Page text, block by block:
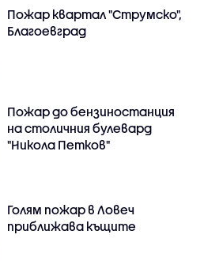
Пожар квартал "Струмско",
Благоевград
Пожар до бензиностанция
на столичния булевард
"Никола Петков"
Голям пожар в Ловеч
приближава къщите